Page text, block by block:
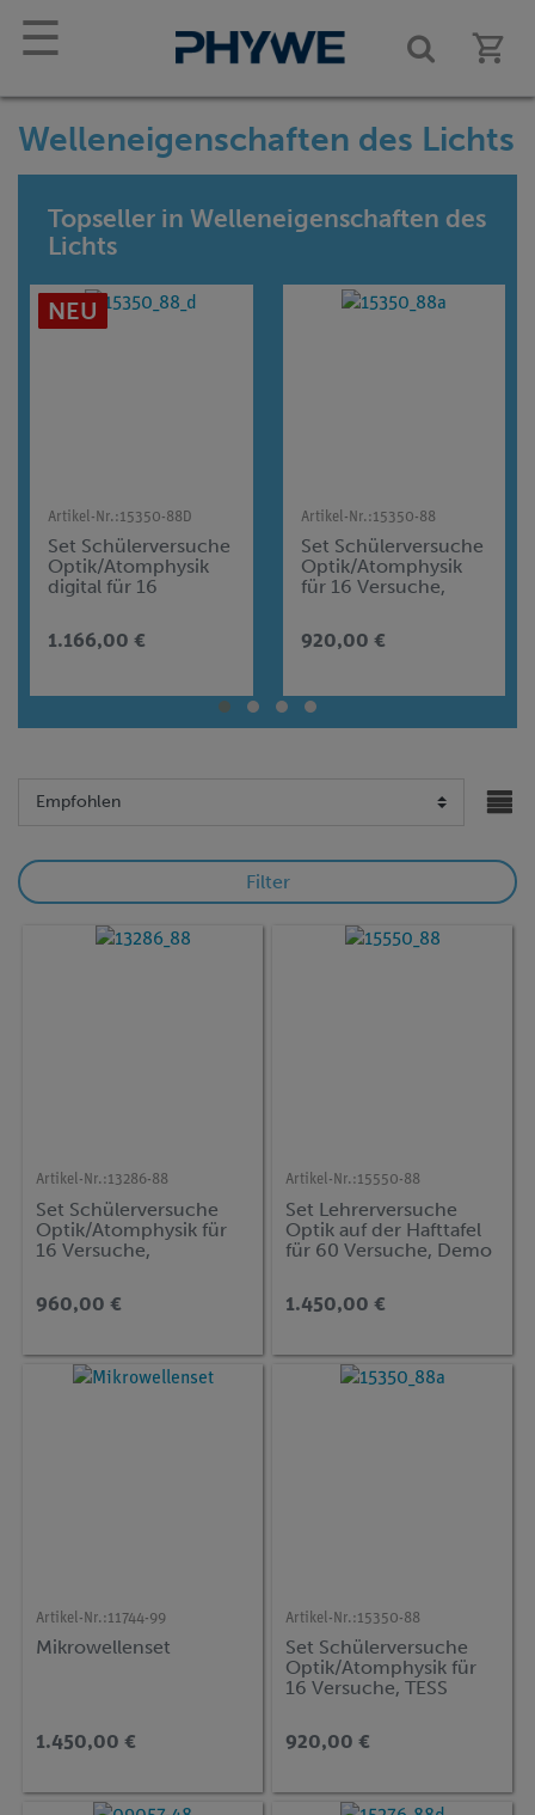
☰
Welleneigenschaften des Lichts
Topseller in Welleneigenschaften des
Lichts
NEU
Artikel-Nr.:15350-88D
Set Schülerversuche
Optik/Atomphysik
digital für 16
advanced Physik OA
1.166,00 €
Artikel-Nr.:15350-88
Set Schülerversuche
Optik/Atomphysik
für 16 Versuche,
920,00 €
Filter
Artikel-Nr.:13286-88
Set Schülerversuche
Optik/Atomphysik für
16 Versuche,
Zentralabitur
Niedersachsen, TESS
960,00 €
Artikel-Nr.:15550-88
Set Lehrerversuche
Optik auf der Hafttafel
für 60 Versuche, Demo
1.450,00 €
Artikel-Nr.:11744-99
Mikrowellenset
1.450,00 €
Artikel-Nr.:15350-88
Set Schülerversuche
Optik/Atomphysik für
16 Versuche, TESS
920,00 €